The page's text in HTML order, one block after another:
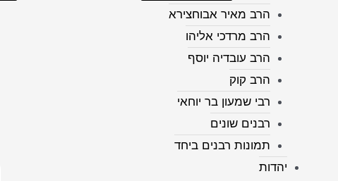
הרב מאיר אבוחצירא
הרב מרדכי אליהו
הרב עובדיה יוסף
הרב קוק
רבי שמעון בר יוחאי
רבנים שונים
תמונות רבנים ביחד
יהדות